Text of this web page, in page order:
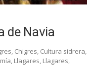
de Navia
, Chigres, Cultura sidrera,
, Llagares, Llagares,